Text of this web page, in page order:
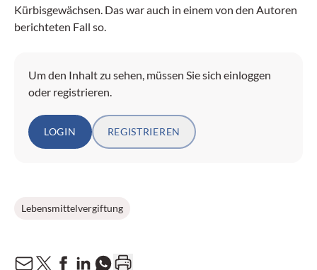
Kürbisgewächsen. Das war auch in einem von den Autoren
berichteten Fall so.
Um den Inhalt zu sehen, müssen Sie sich einloggen
oder registrieren.
LOGIN REGISTRIEREN
Lebensmittelvergiftung